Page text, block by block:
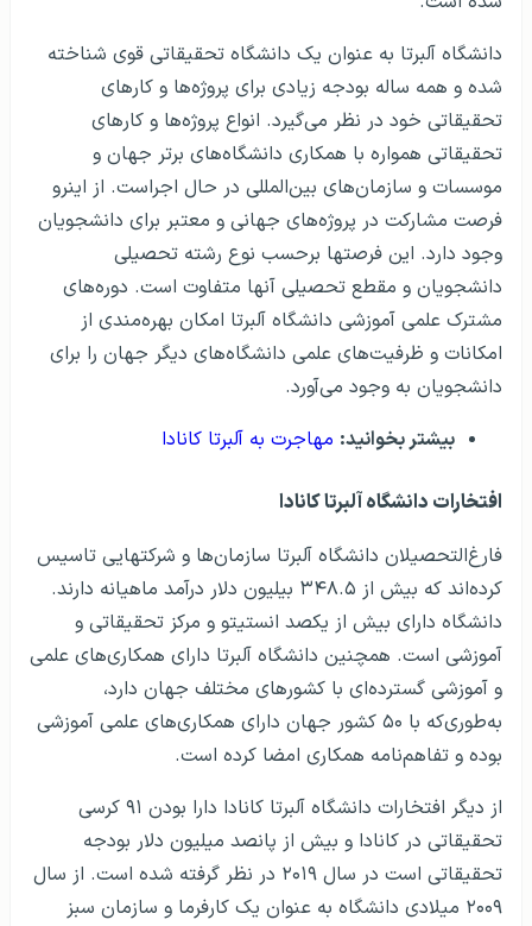
دانشگاه آلبرتا به عنوان یک دانشگاه تحقیقاتی قوی شناخته
شده و همه ساله بودجه زیادی برای پروژه‌ها و کارهای
تحقیقاتی خود در نظر می‌گیرد. انواع پروژه‌ها و کارهای
تحقیقاتی همواره با همکاری دانشگاه‌های برتر جهان و
موسسات و سازمان‌های بین‌المللی در حال اجراست. از اینرو
فرصت مشارکت در پروژه‌های جهانی و معتبر برای دانشجویان
وجود دارد. این فرصتها برحسب نوع رشته تحصیلی
دانشجویان و مقطع تحصیلی آنها متفاوت است. دوره‌های
مشترک علمی آموزشی دانشگاه آلبرتا امکان بهره‌مندی از
امکانات و ظرفیت‌های علمی دانشگاه‌های دیگر جهان را برای
دانشجویان به وجود می‌آورد.
بیشتر بخوانید: مهاجرت به آلبرتا کانادا
افتخارات دانشگاه آلبرتا کانادا
فارغ‌التحصیلان دانشگاه آلبرتا سازمان‌ها و شرکتهایی تاسیس
کرده‌اند که بیش از ۳۴۸.۵ بیلیون دلار درآمد ماهیانه دارند.
دانشگاه دارای بیش از یکصد انستیتو و مرکز تحقیقاتی و
آموزشی است. همچنین دانشگاه آلبرتا دارای همکاری‌های علمی
و آموزشی گسترده‌ای با کشورهای مختلف جهان دارد،
به‌طوری‌که با ۵۰ کشور جهان دارای همکاری‌های علمی آموزشی
بوده و تفاهم‌نامه همکاری امضا کرده است.
از دیگر افتخارات دانشگاه آلبرتا کانادا دارا بودن ۹۱ کرسی
تحقیقاتی در کانادا و بیش از پانصد میلیون دلار بودجه
تحقیقاتی است در سال ۲۰۱۹ در نظر گرفته شده است. از سال
۲۰۰۹ میلادی دانشگاه به عنوان یک کارفرما و سازمان سبز